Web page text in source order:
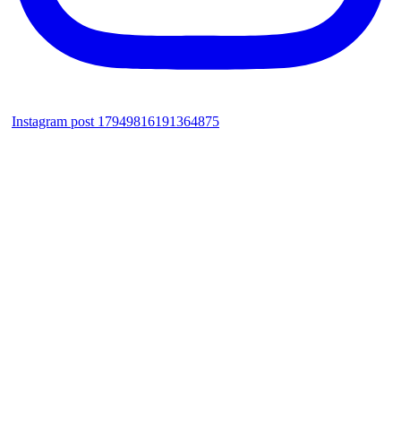
Instagram post 17949816191364875